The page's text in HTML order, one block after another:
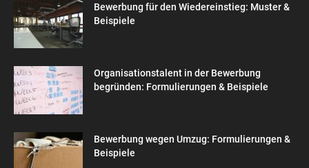
Bewerbung für den Wiedereinstieg: Muster &
Beispiele
Organisationstalent in der Bewerbung
begründen: Formulierungen & Beispiele
Bewerbung wegen Umzug: Formulierungen &
Beispiele